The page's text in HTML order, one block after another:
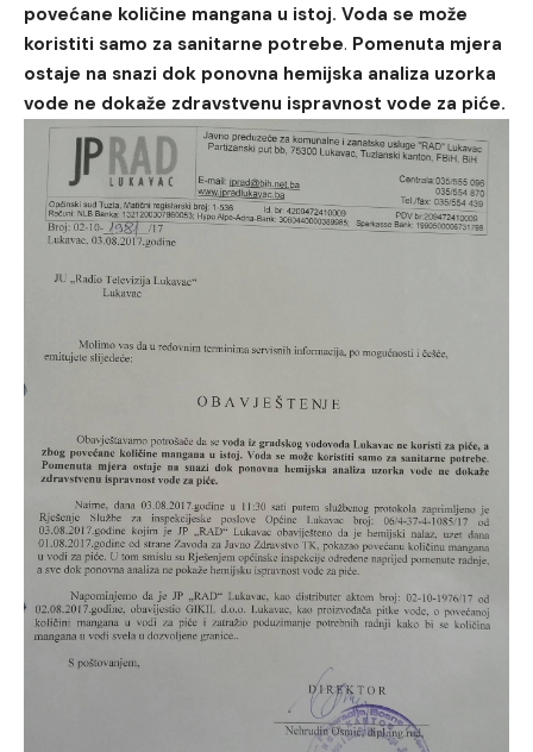
povećane količine mangana u istoj. Voda se može
koristiti samo za sanitarne potrebe. Pomenuta mjera
ostaje na snazi dok ponovna hemijska analiza uzorka
vode ne dokaže zdravstvenu ispravnost vode za piće.